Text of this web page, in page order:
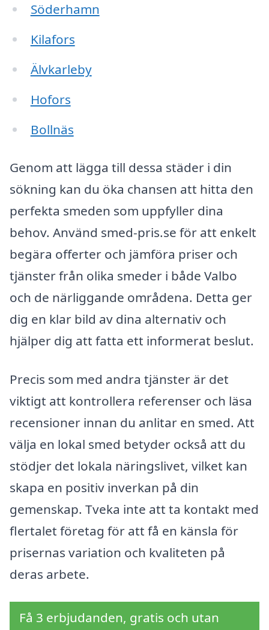
Söderhamn
Kilafors
Älvkarleby
Hofors
Bollnäs
Genom att lägga till dessa städer i din
sökning kan du öka chansen att hitta den
perfekta smeden som uppfyller dina
behov. Använd smed-pris.se för att enkelt
begära offerter och jämföra priser och
tjänster från olika smeder i både Valbo
och de närliggande områdena. Detta ger
dig en klar bild av dina alternativ och
hjälper dig att fatta ett informerat beslut.
Precis som med andra tjänster är det
viktigt att kontrollera referenser och läsa
recensioner innan du anlitar en smed. Att
välja en lokal smed betyder också att du
stödjer det lokala näringslivet, vilket kan
skapa en positiv inverkan på din
gemenskap. Tveka inte att ta kontakt med
flertalet företag för att få en känsla för
prisernas variation och kvaliteten på
deras arbete.
Få 3 erbjudanden, gratis och utan